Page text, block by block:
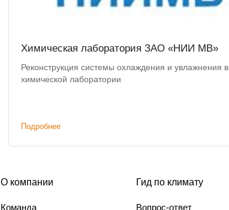
Химическая лаборатория ЗАО «НИИ МВ»
Реконструкция системы охлаждения и увлажнения в
химической лаборатории
Подробнее
О компании
Команда
Гид по климату
Вопрос-ответ